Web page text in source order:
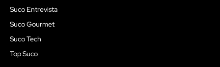
Suco Entrevista
Suco Gourmet
Suco Tech
Top Suco